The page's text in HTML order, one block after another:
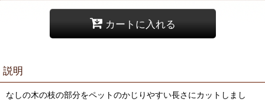
カートに入れる
説明
なしの木の枝の部分をペットのかじりやすい長さにカットしまし